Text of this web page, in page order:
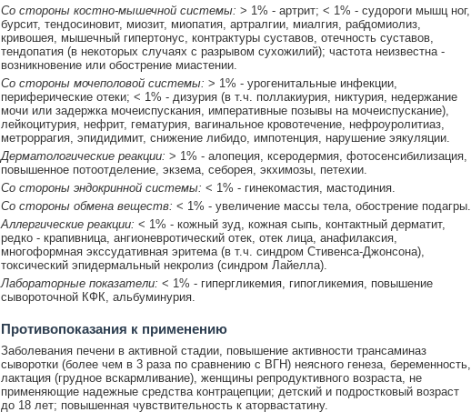
Со стороны костно-мышечной системы: > 1% - артрит; < 1% - судороги мышц ног,
бурсит, тендосиновит, миозит, миопатия, артралгии, миалгия, рабдомиолиз,
кривошея, мышечный гипертонус, контрактуры суставов, отечность суставов,
тендопатия (в некоторых случаях с разрывом сухожилий); частота неизвестна -
возникновение или обострение миастении.
Со стороны мочеполовой системы: > 1% - урогенитальные инфекции,
периферические отеки; < 1% - дизурия (в т.ч. поллакиурия, никтурия, недержание
мочи или задержка мочеиспускания, императивные позывы на мочеиспускание),
лейкоцитурия, нефрит, гематурия, вагинальное кровотечение, нефроуролитиаз,
метроррагия, эпидидимит, снижение либидо, импотенция, нарушение эякуляции.
Дерматологические реакции: > 1% - алопеция, ксеродермия, фотосенсибилизация,
повышенное потоотделение, экзема, себорея, экхимозы, петехии.
Со стороны эндокринной системы: < 1% - гинекомастия, мастодиния.
Со стороны обмена веществ: < 1% - увеличение массы тела, обострение подагры.
Аллергические реакции: < 1% - кожный зуд, кожная сыпь, контактный дерматит,
редко - крапивница, ангионевротический отек, отек лица, анафилаксия,
многоформная экссудативная эритема (в т.ч. синдром Стивенса-Джонсона),
токсический эпидермальный некролиз (синдром Лайелла).
Лабораторные показатели: < 1% - гипергликемия, гипогликемия, повышение
сывороточной КФК, альбуминурия.
Противопоказания к применению
Заболевания печени в активной стадии, повышение активности трансаминаз
сыворотки (более чем в 3 раза по сравнению с ВГН) неясного генеза, беременность,
лактация (грудное вскармливание), женщины репродуктивного возраста, не
применяющие надежные средства контрацепции; детский и подростковый возраст
до 18 лет; повышенная чувствительность к аторвастатину.